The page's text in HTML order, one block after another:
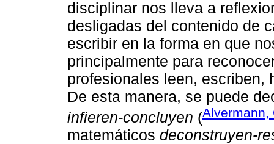
disciplinar nos lleva a
desligadas del contenido de
escribir en la forma en que
principalmente para
profesionales leen, escriben,
De esta manera, se puede
infieren-concluyen (Alvermann,
matemáticos deconstruyen-